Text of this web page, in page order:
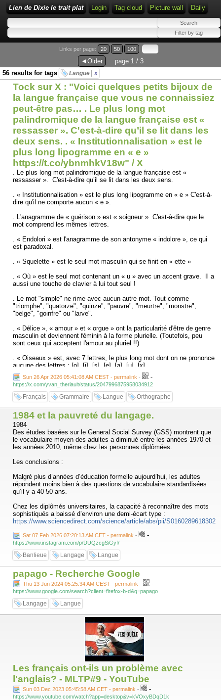
Lien de Dixie le trait plat Login Tag cloud Picture wall Daily
Links per page: 20 50 100
◄Older
page 1 / 3
56 results for tags
Langue x
Tock sur X : "Voici quelques petits bijoux de
la langue française que vous ne connaissiez
peut-être pas… . Le plus long mot
palindromique de la langue française est «
ressasser ». C'est-à-dire qu’il se lit dans les
deux sens. . « Institutionnalisation » est le
plus long lipogramme en « e »
https://t.co/ybnmhkV18w" / X
. Le plus long mot palindromique de la langue française est «
ressasser ». C'est-à-dire qu’il se lit dans les deux sens.
. « Institutionnalisation » est le plus long lipogramme en « e » C'est-à-
dire qu'il ne comporte aucun « e ».
. L'anagramme de « guérison » est « soigneur » C'est-à-dire que le
mot comprend les mêmes lettres.
. « Endolori » est l'anagramme de son antonyme « indolore », ce qui
est paradoxal.
. « Squelette » est le seul mot masculin qui se finit en « ette »
. « Où » est le seul mot contenant un « u » avec un accent grave. Il a
aussi une touche de clavier à lui tout seul !
. Le mot "simple" ne rime avec aucun autre mot. Tout comme
"triomphe", "quatorze", "quinze", "pauvre", "meurtre", "monstre",
"belge", "goinfre" ou "larve".
. « Délice », « amour » et « orgue » ont la particularité d'être de genre
masculin et deviennent féminin à la forme plurielle. (Toutefois, peu
sont ceux qui acceptent l'amour au pluriel !!)
. « Oiseaux » est, avec 7 lettres, le plus long mot dont on ne prononce
aucune des lettres : [o], [i], [s], [e], [a], [u], [x] .
Sun 26 Apr 2026 05:41:08 AM CEST - permalink - -
https://x.com/yvan_theriault/status/2047996875958034912
Français Grammaire Langue Orthographe
1984 et la pauvreté du langage.
1984
Des études basées sur le General Social Survey (GSS) montrent que
le vocabulaire moyen des adultes a diminué entre les années 1970 et
les années 2010, même chez les personnes diplômées.
Les conclusions :
Malgré plus d’années d’éducation formelle aujourd’hui, les adultes
répondent moins bien à des questions de vocabulaire standardisées
qu’il y a 40-50 ans.
Chez les diplômés universitaires, la capacité à reconnaître des mots
sophistiqués a baissé d’environ une demi-écart type :
https://www.sciencedirect.com/science/article/abs/pii/
Sat 07 Feb 2026 07:20:13 AM CET - permalink - -
https://www.instagram.com/p/DUQzcgSiGyf/
Banlieue Langage Langue
papago - Recherche Google
Thu 13 Jun 2024 05:25:34 AM CEST - permalink - -
https://www.google.com/search?client=firefox-b-d&q=papago
Langage Langue
Les français ont-ils un problème avec
l'anglais? - MLTP#9 - YouTube
Sun 03 Dec 2023 05:45:58 AM CET - permalink - -
https://www.youtube.com/watch?app=desktop&v=kVOxyBDqD1k